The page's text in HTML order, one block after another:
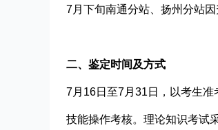
7月下旬南通分站、扬州分站因
二、鉴定时间及方式
7月16日至7月31日，以考生
技能操作考核。理论知识考试